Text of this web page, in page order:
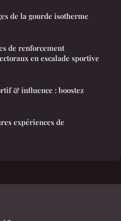
de la gourde isotherme
de renforcement
en escalade sportive
& influence : boostez
expériences de